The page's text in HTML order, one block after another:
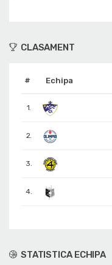
CLASAMENT
# Echipa
1.
2.
3.
4.
STATISTICA ECHIPA